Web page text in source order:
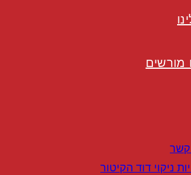
מורשים
קשר
ניקוי דוד הקיטור